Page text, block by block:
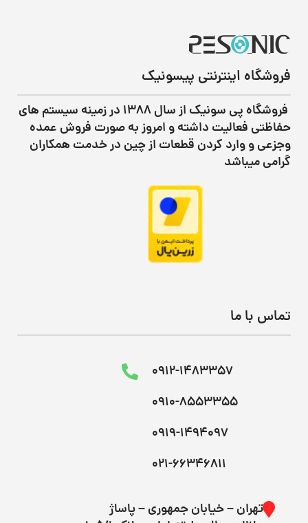
فروشگاه اینترنتی پیسونیک
فروشگاه پی سونیک از سال ۱۳۸۸ در زمینه سیستم های
حفاظتی فعالیت داشته و امروز به صورت فروش عمده
وجزعی و وارد کردن قطعات از چین در خدمت همکاران
گرامی میباشد
تماس با ما
0912-1483357
0910-8553355
0919-1494097
021-66346811
تهران – خیابان جمهوری – پاساژ